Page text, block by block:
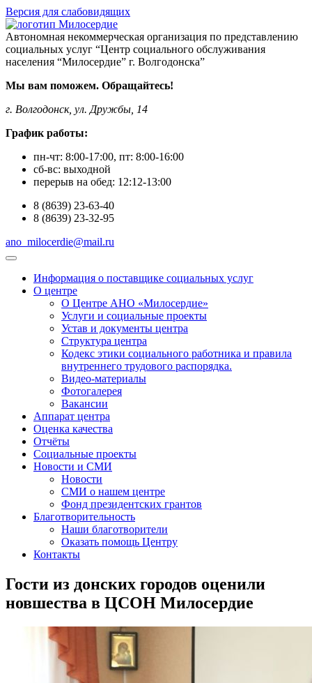
Версия для слабовидящих
Автономная некоммерческая организация по представлению
социальных услуг “Центр социального обслуживания
населения “Милосердие” г. Волгодонска”
Мы вам поможем. Обращайтесь!
г. Волгодонск, ул. Дружбы, 14
График работы:
пн-чт: 8:00-17:00, пт: 8:00-16:00
сб-вс: выходной
перерыв на обед: 12:12-13:00
8 (8639) 23-63-40
8 (8639) 23-32-95
ano_milocerdie@mail.ru
Информация о поставщике социальных услуг
О центре
О Центре АНО «Милосердие»
Услуги и социальные проекты
Устав и документы центра
Структура центра
Кодекс этики социального работника и правила
внутреннего трудового распорядка.
Видео-материалы
Фотогалерея
Вакансии
Аппарат центра
Оценка качества
Отчёты
Социальные проекты
Новости и СМИ
Новости
СМИ о нашем центре
Фонд президентских грантов
Благотворительность
Наши благотворители
Оказать помощь Центру
Контакты
Гости из донских городов оценили
новшества в ЦСОН Милосердие